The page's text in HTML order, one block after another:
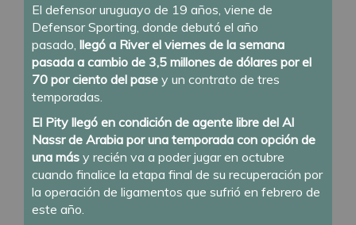
El defensor uruguayo de 19 años, viene de
Defensor Sporting, donde debutó el año
pasado, llegó a River el viernes de la semana
pasada a cambio de 3,5 millones de dólares por el
70 por ciento del pase y un contrato de tres
temporadas.
El Pity llegó en condición de agente libre del Al
Nassr de Arabia por una temporada con opción de
una más y recién va a poder jugar en octubre
cuando finalice la etapa final de su recuperación por
la operación de ligamentos que sufrió en febrero de
este año.